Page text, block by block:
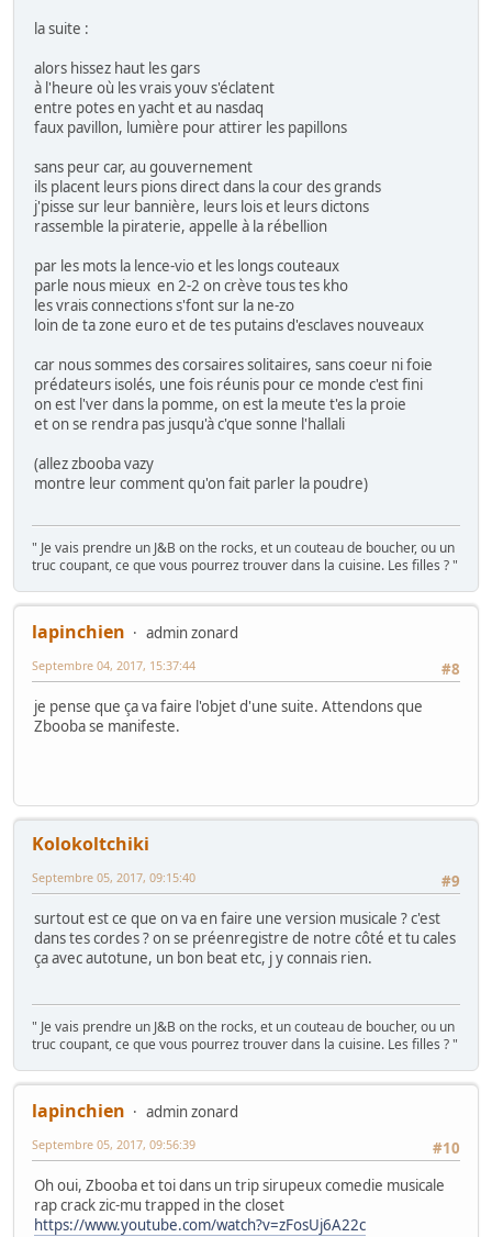
la suite :
alors hissez haut les gars
à l'heure où les vrais youv s'éclatent
entre potes en yacht et au nasdaq
faux pavillon, lumière pour attirer les papillons
sans peur car, au gouvernement
ils placent leurs pions direct dans la cour des grands
j'pisse sur leur bannière, leurs lois et leurs dictons
rassemble la piraterie, appelle à la rébellion
par les mots la lence-vio et les longs couteaux
parle nous mieux en 2-2 on crève tous tes kho
les vrais connections s'font sur la ne-zo
loin de ta zone euro et de tes putains d'esclaves nouveaux
car nous sommes des corsaires solitaires, sans coeur ni foie
prédateurs isolés, une fois réunis pour ce monde c'est fini
on est l'ver dans la pomme, on est la meute t'es la proie
et on se rendra pas jusqu'à c'que sonne l'hallali
(allez zbooba vazy
montre leur comment qu'on fait parler la poudre)
" Je vais prendre un J&B on the rocks, et un couteau de boucher, ou un
truc coupant, ce que vous pourrez trouver dans la cuisine. Les filles ? "
lapinchien
admin zonard
#8
Septembre 04, 2017, 15:37:44
je pense que ça va faire l'objet d'une suite. Attendons que
Zbooba se manifeste.
Kolokoltchiki
#9
Septembre 05, 2017, 09:15:40
surtout est ce que on va en faire une version musicale ? c'est
dans tes cordes ? on se préenregistre de notre côté et tu cales
ça avec autotune, un bon beat etc, j y connais rien.
" Je vais prendre un J&B on the rocks, et un couteau de boucher, ou un
truc coupant, ce que vous pourrez trouver dans la cuisine. Les filles ? "
lapinchien
admin zonard
#10
Septembre 05, 2017, 09:56:39
Oh oui, Zbooba et toi dans un trip sirupeux comedie musicale
rap crack zic-mu trapped in the closet
https://www.youtube.com/watch?v=zFosUj6A22c